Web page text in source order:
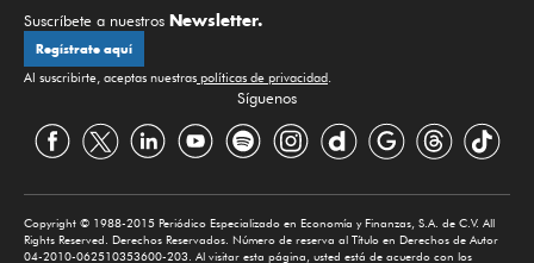
Suscríbete a nuestros Newsletter.
Regístrate aquí
Al suscribirte, aceptas nuestras políticas de privacidad.
Síguenos
Copyright © 1988-2015 Periódico Especializado en Economía y Finanzas, S.A. de C.V. All
Rights Reserved. Derechos Reservados. Número de reserva al Título en Derechos de Autor
04-2010-062510353600-203. Al visitar esta página, usted está de acuerdo con los